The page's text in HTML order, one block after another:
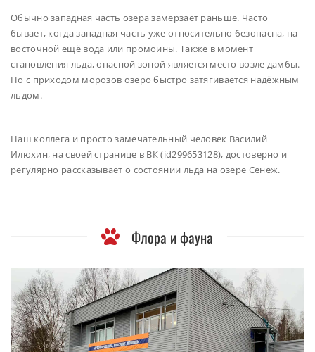
Обычно западная часть озера замерзает раньше. Часто
бывает, когда западная часть уже относительно безопасна, на
восточной ещё вода или промоины. Также в момент
становления льда, опасной зоной является место возле дамбы.
Но с приходом морозов озеро быстро затягивается надёжным
льдом.
Наш коллега и просто замечательный человек Василий
Илюхин, на своей странице в ВК (id299653128), достоверно и
регулярно рассказывает о состоянии льда на озере Сенеж.
Флора и фауна